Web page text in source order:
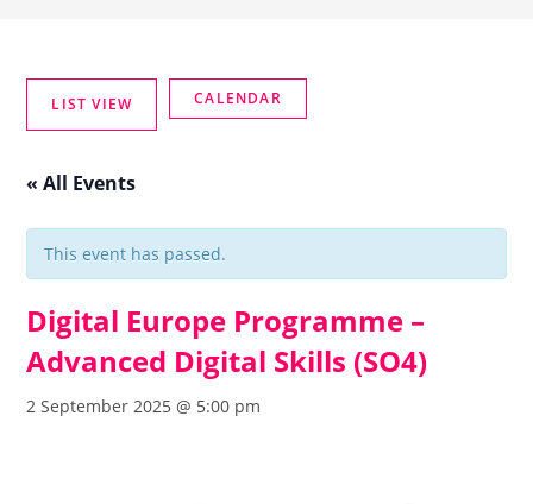
« All Events
This event has passed.
Digital Europe Programme –
Advanced Digital Skills (SO4)
2 September 2025 @ 5:00 pm